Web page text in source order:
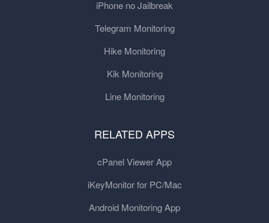
iPhone no Jailbreak
Telegram Monitoring
Hike Monitoring
Kik Monitoring
Line Monitoring
RELATED APPS
cPanel Viewer App
iKeyMonitor for PC/Mac
Android Monitoring App